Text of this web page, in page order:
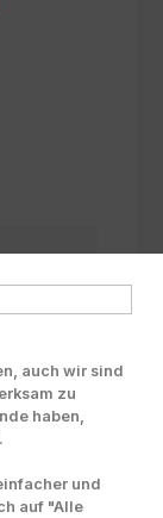
auch wir sind
zu
haben,
und
auf "Alle